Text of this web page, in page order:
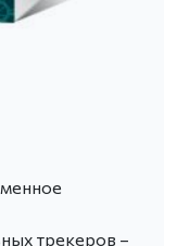
трекеров –